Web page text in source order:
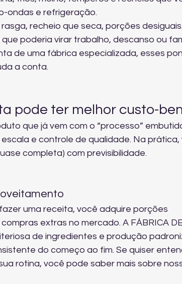
ondas e refrigeração.
recheio que seca, porções desiguais.
poderia virar trabalho, descanso ou
de uma fábrica especializada, esses
a conta.
pode ter melhor custo-
que já vem com o “processo”
e controle de qualidade. Na prática,
completa) com previsibilidade.
uma receita, você adquire porções
extras no mercado. A FÁBRICA
de ingredientes e produção
do começo ao fim. Se quiser
rotina, você pode saber mais sobre